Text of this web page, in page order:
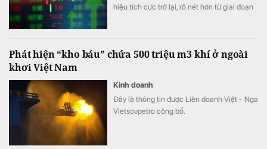
hiệu tích cực trở lại, rõ nét hơn từ giai đoạn
Phát hiện “kho báu” chứa 500 triệu m3 khí ở ngoài
khơi Việt Nam
Kinh doanh
Đây là thông tin được Liên doanh Việt - Nga
Vietsovpetro công bố.